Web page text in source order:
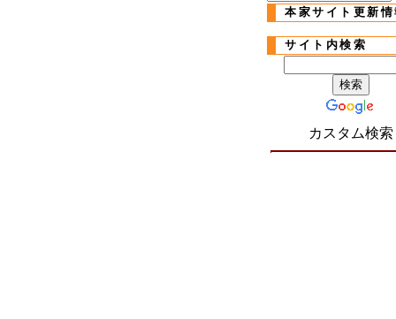
本家サイト更新
サイト内検索
カスタム検索